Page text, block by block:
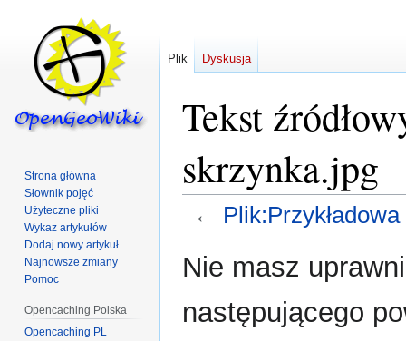
Tekst
skrzynka.jpg
←
Przejdź
do
Przejdź
do
Nie masz
następującego
Plik Dyskusja
Strona główna
Słownik pojęć
Użyteczne pliki
Wykaz artykułów
Dodaj nowy artykuł
Najnowsze zmiany
Pomoc
Opencaching Polska
Opencaching PL